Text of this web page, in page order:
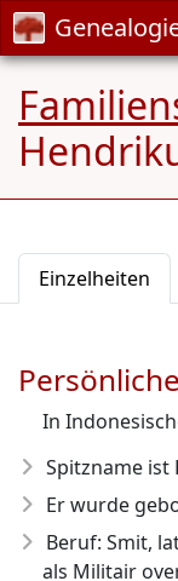
Einzelheiten
In
Spitzname ist
Er wurde
Beruf: Smit,
als Militair